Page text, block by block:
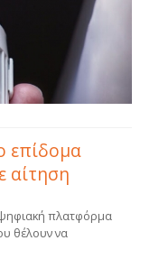
επίδομα
αίτηση
ψηφιακή πλατφόρμα
θέλουν να